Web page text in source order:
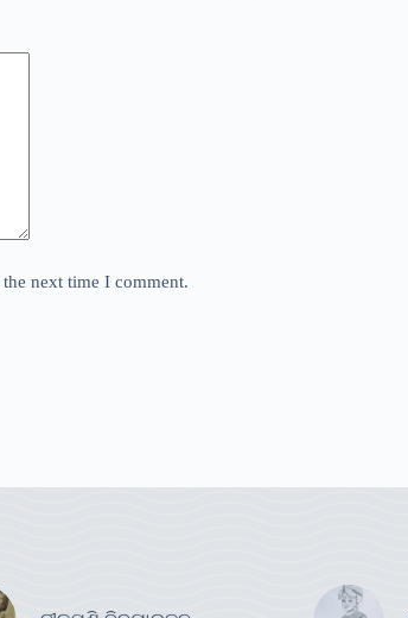
next time I comment.